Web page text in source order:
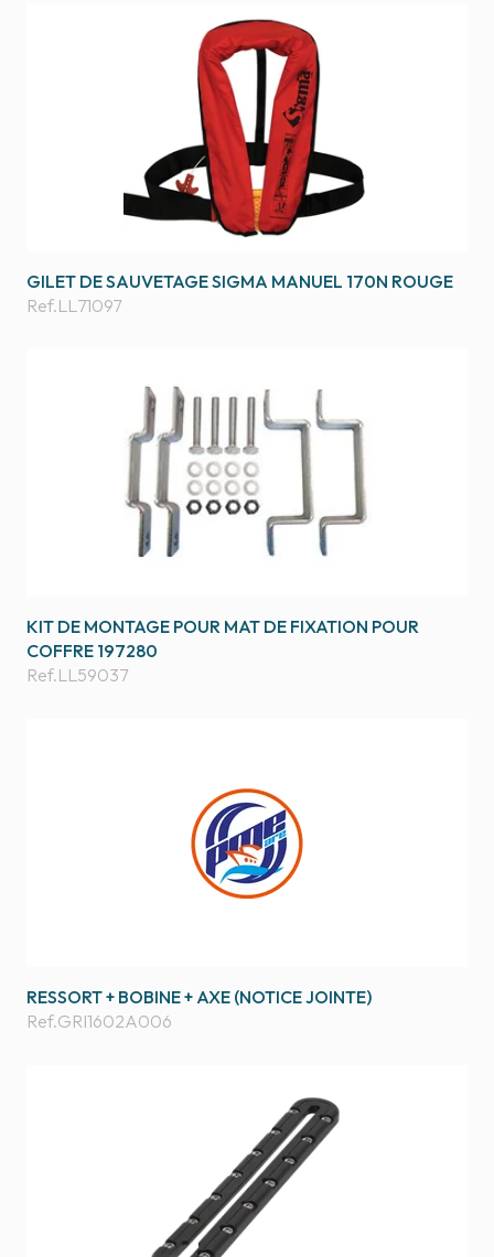
GILET DE SAUVETAGE SIGMA MANUEL 170N ROUGE
Ref.LL71097
KIT DE MONTAGE POUR MAT DE FIXATION POUR
COFFRE 197280
Ref.LL59037
RESSORT + BOBINE + AXE (NOTICE JOINTE)
Ref.GRI1602A006